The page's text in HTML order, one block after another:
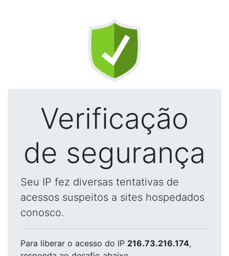
Verificação
de segurança
Seu IP fez diversas tentativas de
acessos suspeitos a sites hospedados
conosco.
Para liberar o acesso do IP 216.73.216.174,